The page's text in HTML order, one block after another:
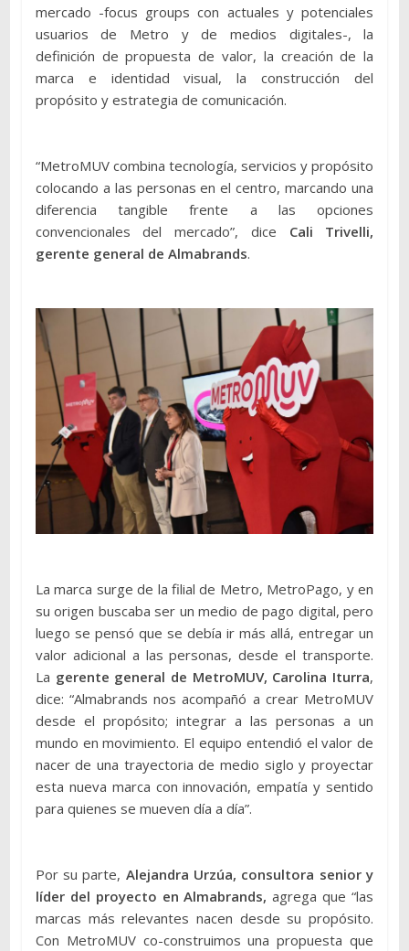
mercado -focus groups con actuales y potenciales
usuarios de Metro y de medios digitales-, la
definición de propuesta de valor, la creación de la
marca e identidad visual, la construcción del
propósito y estrategia de comunicación.
“MetroMUV combina tecnología, servicios y propósito
colocando a las personas en el centro, marcando una
diferencia tangible frente a las opciones
convencionales del mercado”, dice Cali Trivelli,
gerente general de Almabrands.
La marca surge de la filial de Metro, MetroPago, y en
su origen buscaba ser un medio de pago digital, pero
luego se pensó que se debía ir más allá, entregar un
valor adicional a las personas, desde el transporte.
La gerente general de MetroMUV, Carolina Iturra,
dice: “Almabrands nos acompañó a crear MetroMUV
desde el propósito; integrar a las personas a un
mundo en movimiento. El equipo entendió el valor de
nacer de una trayectoria de medio siglo y proyectar
esta nueva marca con innovación, empatía y sentido
para quienes se mueven día a día”.
Por su parte, Alejandra Urzúa, consultora senior y
líder del proyecto en Almabrands, agrega que “las
marcas más relevantes nacen desde su propósito.
Con MetroMUV co-construimos una propuesta que